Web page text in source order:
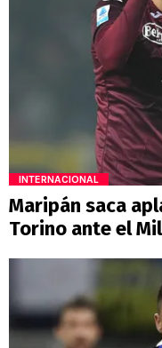
INTERNACIONAL
Maripán saca
Torino ante el